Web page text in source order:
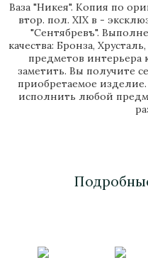
Ваза "Никея". Копия по
втор. пол. XIX в -
"Сентябревъ".
качества: Бронза,
предметов интерьера
заметить. Вы получите
приобретаемое
исполнить любой